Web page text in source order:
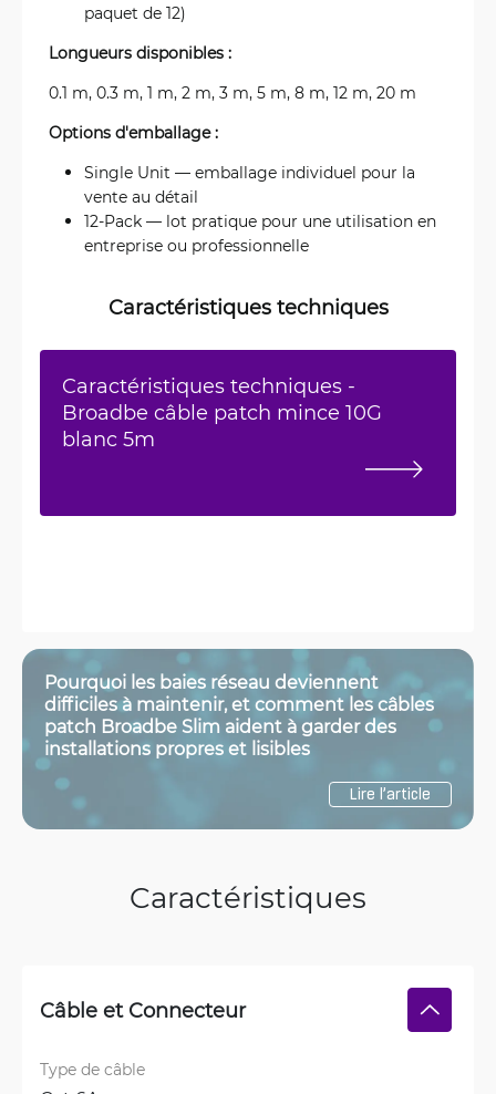
paquet de 12)
Longueurs disponibles :
0.1 m, 0.3 m, 1 m, 2 m, 3 m, 5 m, 8 m, 12 m, 20 m
Options d'emballage :
Single Unit — emballage individuel pour la
vente au détail
12-Pack — lot pratique pour une utilisation en
entreprise ou professionnelle
Caractéristiques techniques
Caractéristiques techniques -
Broadbe câble patch mince 10G
blanc 5m
Pourquoi les baies réseau deviennent
difficiles à maintenir, et comment les câbles
patch Broadbe Slim aident à garder des
installations propres et lisibles
Lire l’article
Caractéristiques
Câble et Connecteur
Type de câble